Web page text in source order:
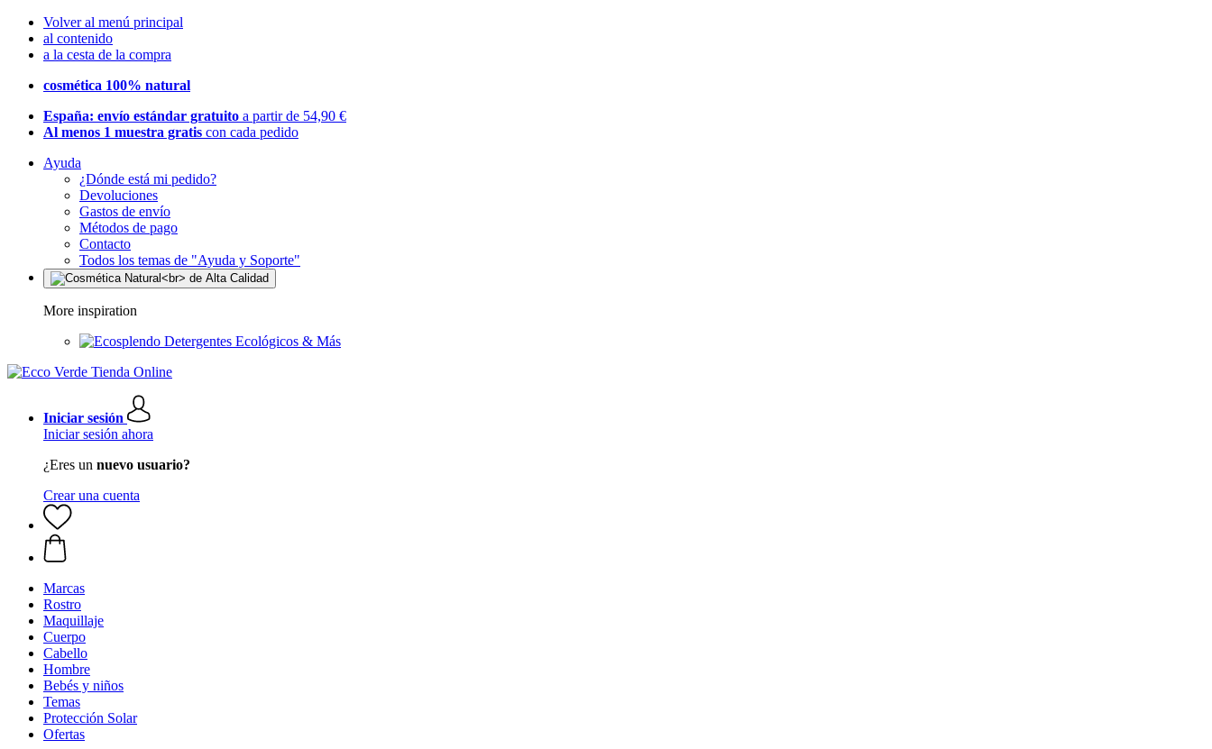
Volver al menú principal
al contenido
a la cesta de la compra
cosmética 100% natural
España: envío estándar gratuito a partir de 54,90 €
Al menos 1 muestra gratis con cada pedido
Ayuda
¿Dónde está mi pedido?
Devoluciones
Gastos de envío
Métodos de pago
Contacto
Todos los temas de "Ayuda y Soporte"
More inspiration
Detergentes Ecológicos & Más
Iniciar sesión
Iniciar sesión ahora
¿Eres un nuevo usuario?
Crear una cuenta
Marcas
Rostro
Maquillaje
Cuerpo
Cabello
Hombre
Bebés y niños
Temas
Protección Solar
Ofertas